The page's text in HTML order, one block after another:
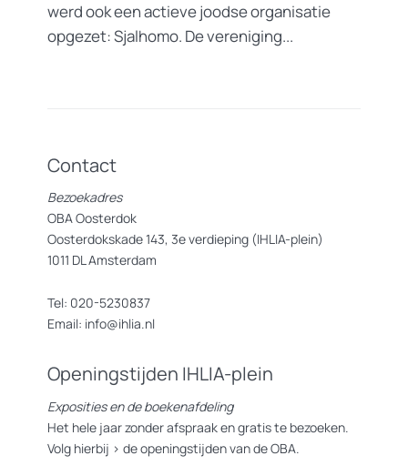
werd ook een actieve joodse organisatie
opgezet: Sjalhomo. De vereniging...
Contact
Bezoekadres
OBA Oosterdok
Oosterdokskade 143, 3e verdieping (IHLIA-plein)
1011 DL Amsterdam
Tel: 020-5230837
Email: info@ihlia.nl
Openingstijden IHLIA-plein
Exposities en de boekenafdeling
Het hele jaar zonder afspraak en gratis te bezoeken.
Volg hierbij > de openingstijden van de OBA.